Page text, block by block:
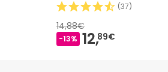
(37)
14,88€
-13% 12,89€